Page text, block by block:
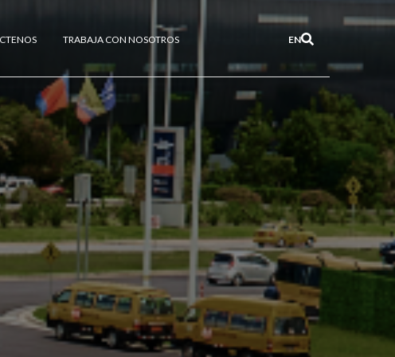
TRABAJA CON NOSOTROS EN